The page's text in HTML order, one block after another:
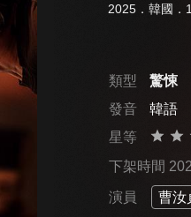
2025．韓國．
類型
驚悚
發音
韓語
星等
下架時間
演員 曹汝